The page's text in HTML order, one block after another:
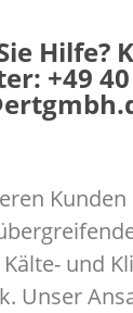
Hilfe?
+49
Kunden
und
Unser